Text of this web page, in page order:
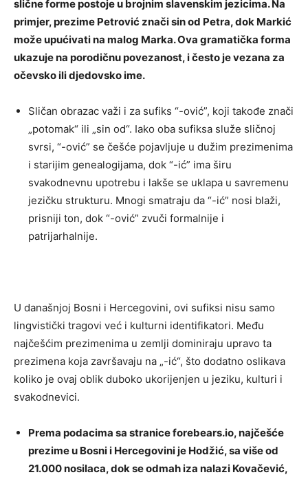
slične forme postoje u brojnim slavenskim jezicima. Na
primjer, prezime Petrović znači sin od Petra, dok Markić
može upućivati na malog Marka. Ova gramatička forma
ukazuje na porodičnu povezanost, i često je vezana za
očevsko ili djedovsko ime.
Sličan obrazac važi i za sufiks “-ović”, koji takođe znači
„potomak“ ili „sin od“. Iako oba sufiksa služe sličnoj
svrsi, “-ović” se češće pojavljuje u dužim prezimenima
i starijim genealogijama, dok “-ić” ima širu
svakodnevnu upotrebu i lakše se uklapa u savremenu
jezičku strukturu. Mnogi smatraju da “-ić” nosi blaži,
prisniji ton, dok “-ović” zvuči formalnije i
patrijarhalnije.
U današnjoj Bosni i Hercegovini, ovi sufiksi nisu samo
lingvistički tragovi već i kulturni identifikatori. Među
najčešćim prezimenima u zemlji dominiraju upravo ta
prezimena koja završavaju na „-ić“, što dodatno oslikava
koliko je ovaj oblik duboko ukorijenjen u jeziku, kulturi i
svakodnevici.
Prema podacima sa stranice forebears.io, najčešće
prezime u Bosni i Hercegovini je Hodžić, sa više od
21.000 nosilaca, dok se odmah iza nalazi Kovačević,